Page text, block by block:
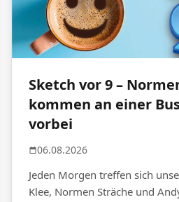
Sketch vor 9 –
kommen an einer
vorbei
06.08.2026
Jeden Morgen treffen sich
Klee, Normen Sträche und